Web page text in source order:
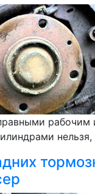
рабочим
нельзя,